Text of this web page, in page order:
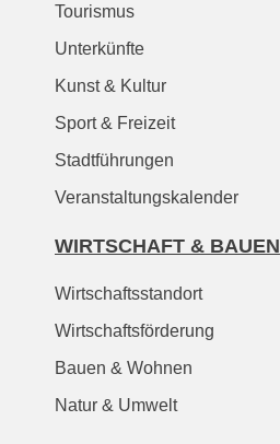
Tourismus
Unterkünfte
Kunst & Kultur
Sport & Freizeit
Stadtführungen
Veranstaltungskalender
WIRTSCHAFT & BAUEN
Wirtschaftsstandort
Wirtschaftsförderung
Bauen & Wohnen
Natur & Umwelt